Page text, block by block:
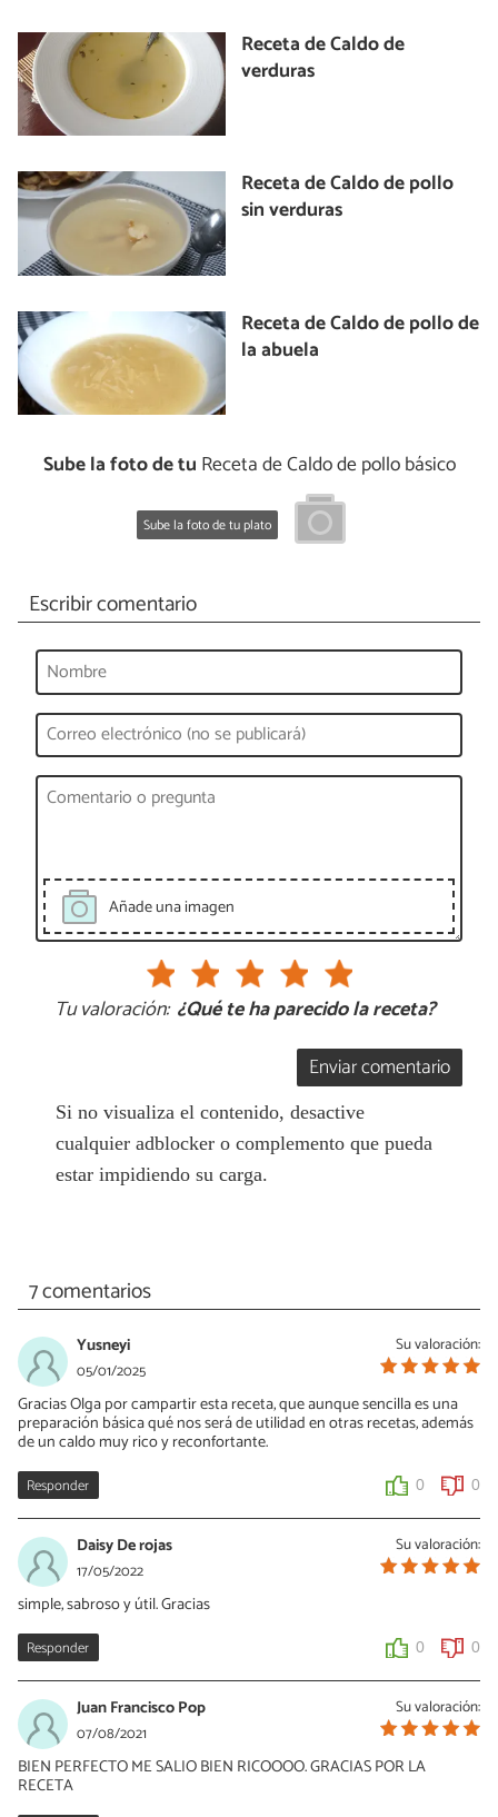
Receta de Caldo de
verduras
Receta de Caldo de pollo
sin verduras
Receta de Caldo de pollo de
la abuela
Sube la foto de tu Receta de Caldo de pollo básico
Sube la foto de tu plato
Escribir comentario
Añade una imagen
Tu valoración: ¿Qué te ha parecido la receta?
Enviar comentario
Si no visualiza el contenido, desactive
cualquier adblocker o complemento que pueda
estar impidiendo su carga.
7 comentarios
Su valoración:
Yusneyi
05/01/2025
Gracias Olga por campartir esta receta, que aunque sencilla es una
preparación básica qué nos será de utilidad en otras recetas, además
de un caldo muy rico y reconfortante.
Responder 0 0
Su valoración:
Daisy De rojas
17/05/2022
simple, sabroso y útil. Gracias
Responder 0 0
Su valoración:
Juan Francisco Pop
07/08/2021
BIEN PERFECTO ME SALIO BIEN RICOOOO. GRACIAS POR LA
RECETA